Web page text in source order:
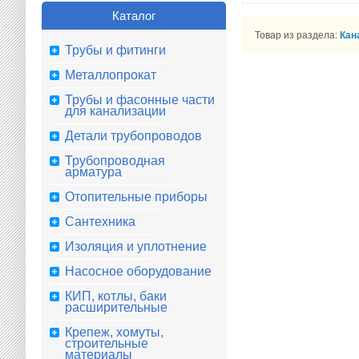
Каталог
Трубы и фитинги
Металлопрокат
Трубы и фасонные части
для канализации
Детали трубопроводов
Трубопроводная
арматура
Отопительные приборы
Сантехника
Изоляция и уплотнение
Насосное оборудование
КИП, котлы, баки
расширительные
Крепеж, хомуты,
строительные
материалы
Товар из раздела: